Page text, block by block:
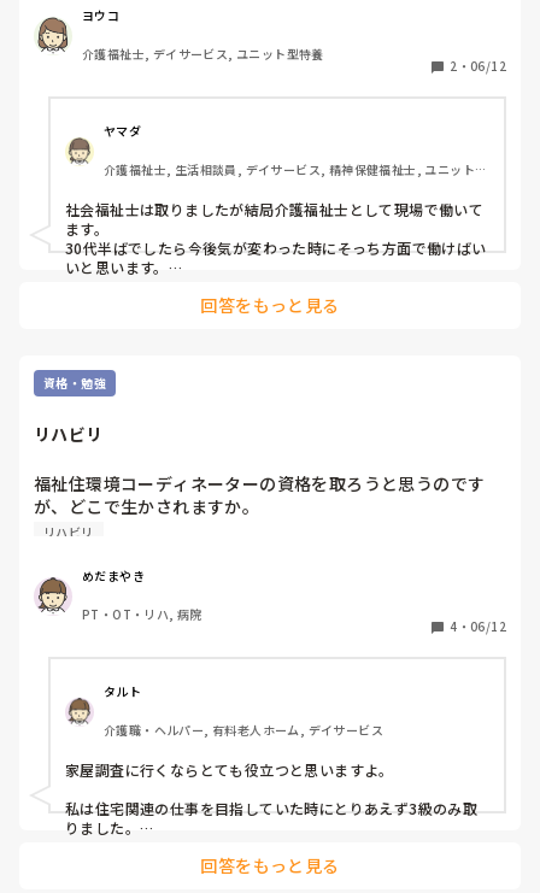
偏見ならすみません
このまま社会福祉士の資格は宝の持ち腐れとなり、働く人生
を終えるのかなぁと思っています。
私のように、資格を取ったけど使わなかった方はいますか？
ヨウコ
介護福祉士, デイサービス, ユニット型特養
2 ・ 06/12
ヤマダ
介護福祉士, 生活相談員, デイサービス, 精神保健福祉士, ユニット型
社会福祉士は取りましたが結局介護福祉士として現場で働いて
ます。
30代半ばでしたら今後気が変わった時にそっち方面で働けばい
いと思います。
回答をもっと見る
資格・勉強
リハビリ
福祉住環境コーディネーターの資格を取ろうと思うのです
が、どこで生かされますか。
持ってて有利になる場所はありますか。
リハビリ
めだまやき
PT・OT・リハ, 病院
4 ・ 06/12
タルト
介護職・ヘルパー, 有料老人ホーム, デイサービス
家屋調査に行くならとても役立つと思いますよ。
私は住宅関連の仕事を目指していた時にとりあえず3級のみ取
りました。
そうなら2級のみか(結構難しいようで私の仲間は全員不合格で
回答をもっと見る